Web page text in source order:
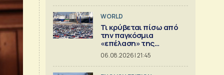
WORLD
Τι κρύβεται πίσω από
την παγκόσμια
«επέλαση» της
κινεζικής
αυτοκινητοβιομηχανίας
06.08.2026 | 21:45